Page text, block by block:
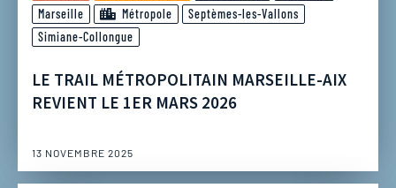
Marseille
Métropole
Septèmes-les-Vallons
Simiane-Collongue
LE TRAIL MÉTROPOLITAIN MARSEILLE-AIX
REVIENT LE 1ER MARS 2026
13 NOVEMBRE 2025